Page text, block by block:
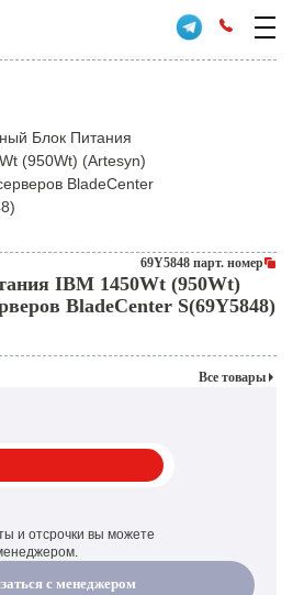
69Y5848 парт. номер
IBM 1450Wt (950Wt)
BladeCenter S(69Y5848)
Все товары
и отсрочки вы можете
с менеджером